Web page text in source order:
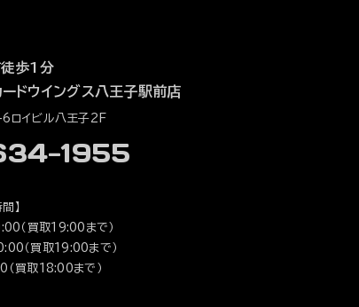
歩1分
ードウイングス八王子駅前店
ロイビル八王子2F
1955
】
（買取19:00まで）
（買取19:00まで）
買取18:00まで）